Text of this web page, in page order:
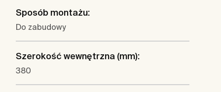
Sposób montażu:
Do zabudowy
Szerokość wewnętrzna (mm):
380